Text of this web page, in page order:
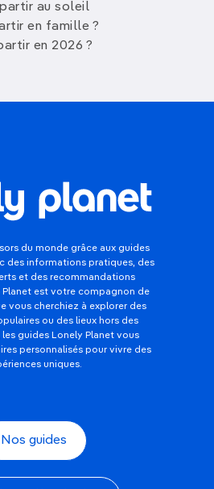
au soleil
en famille ?
en 2026 ?
du monde grâce aux guides
des informations pratiques, des
et des recommandations
Planet est votre compagnon de
vous cherchiez à explorer des
ou des lieux hors des
guides Lonely Planet vous
personnalisés pour vivre des
uniques.
Nos guides